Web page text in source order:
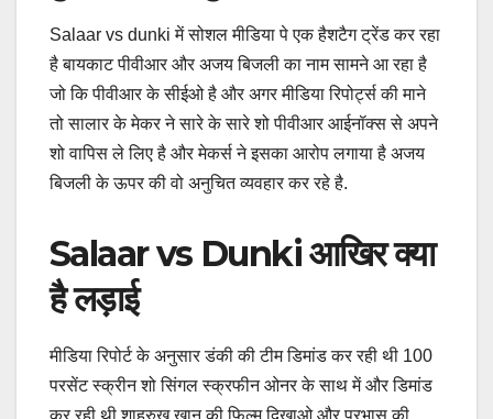
Salaar vs dunki में सोशल मीडिया पे एक हैशटैग ट्रेंड कर रहा
है बायकाट पीवीआर और अजय बिजली का नाम सामने आ रहा है
जो कि पीवीआर के सीईओ है और अगर मीडिया रिपोर्ट्स की माने
तो सालार के मेकर ने सारे के सारे शो पीवीआर आईनॉक्स से अपने
शो वापिस ले लिए है और मेकर्स ने इसका आरोप लगाया है अजय
बिजली के ऊपर की वो अनुचित व्यवहार कर रहे है.
Salaar vs Dunki आखिर क्या
है लड़ाई
मीडिया रिपोर्ट के अनुसार डंकी की टीम डिमांड कर रही थी 100
परसेंट स्क्रीन शो सिंगल स्क्रफीन ओनर के साथ में और डिमांड
कर रही थी शाहरुख़ खान की फिल्म दिखाओ और प्रभास की